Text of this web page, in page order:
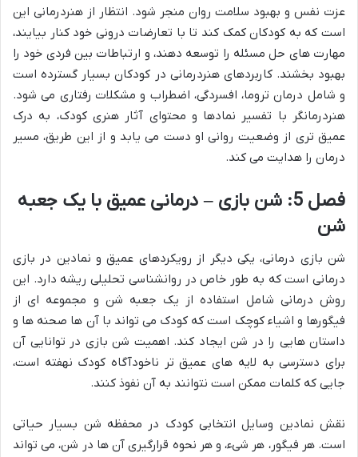
عزت نفس و بهبود سلامت روان منجر شود. انتظار از هنردرمانی این
است که به کودکان کمک کند تا با تعارضات درونی خود کنار بیایند،
مهارت های حل مسئله را توسعه دهند، و ارتباطات بین فردی خود را
بهبود بخشند. کاربردهای هنردرمانی در کودکان بسیار گسترده است
و شامل درمان تروما، افسردگی، اضطراب و مشکلات رفتاری می شود.
هنردرمانگر با تفسیر نمادها و محتوای آثار هنری کودک، به درک
عمیق تری از وضعیت روانی او دست می یابد و از این طریق، مسیر
درمان را هدایت می کند.
فصل 5: شن بازی – درمانی عمیق با یک جعبه
شن
شن بازی درمانی، یکی دیگر از رویکردهای عمیق و نمادین در بازی
درمانی است که به طور خاص در روانشناسی تحلیلی ریشه دارد. این
روش درمانی شامل استفاده از یک جعبه شن و مجموعه ای از
فیگورها و اشیاء کوچک است که کودک می تواند با آن ها صحنه ها و
داستان هایی را در شن ایجاد کند. اهمیت شن بازی در توانایی آن
برای دسترسی به لایه های عمیق تر ناخودآگاه کودک نهفته است،
جایی که کلمات ممکن است نتوانند به آن نفوذ کنند.
نقش نمادین وسایل انتخابی کودک در محفظه شن بسیار حیاتی
است. هر فیگور، هر شیء، و هر نحوه قرارگیری آن ها در شن، می تواند